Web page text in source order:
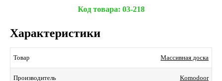
Код товара: 03-218
Характеристики
Товар Массивная доска
Производитель Komodoor